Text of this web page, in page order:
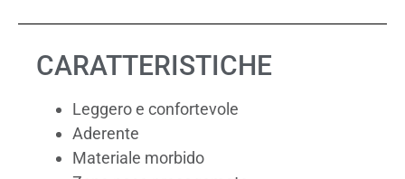
CARATTERISTICHE
Leggero e confortevole
Aderente
Materiale morbido